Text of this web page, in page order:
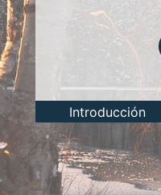
Introducción